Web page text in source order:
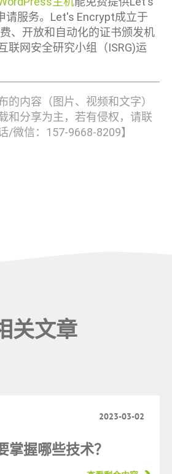
请服务。Let's Encrypt成立于
、开放和自动化的证书颁发机
联网安全研究小组（ISRG)运
的内容（图片、视频和文字）
和分享为主，若有侵权，请联
/微信：157-9668-8209】
关文章
2023-03-02
掌握哪些技术？